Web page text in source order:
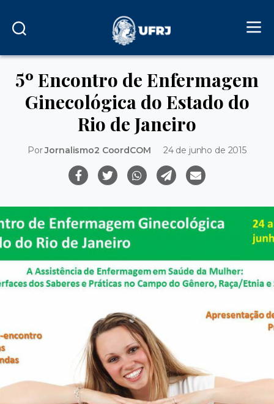
5º Encontro de Enfermagem
Ginecológica do Estado do
PorJornalismo2 CoordCOM 24 de junho de 2015